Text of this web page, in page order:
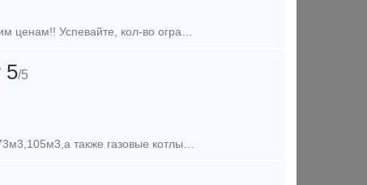
Мы решили сделать акцию и распродать б/у жд цистерны по старым низким ценам!! Успевайте, кол-во ограниченно!!!! Предлагаются к продаже б/у ЖД емкости объемом 63-73 м3 Емкости в хорошем с
5/5
Реализуем ж/д цистерны снятые с колесных пар под любые нужды,62м3,73м3,105м3,а также газовые котлы ж/д 54м3,полный комплект с тремя клапанами,доставка по всей России,налиичный безналичный расч